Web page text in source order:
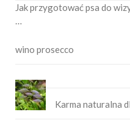
Jak przygotować psa do
…
wino prosecco
Karma naturalna